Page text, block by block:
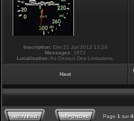
Inscription:Dim 21 Juil 2013 13:24
Messages: 1972
Localisation:Au Dessus Des Limitations.
Haut
Page 1 sur 4